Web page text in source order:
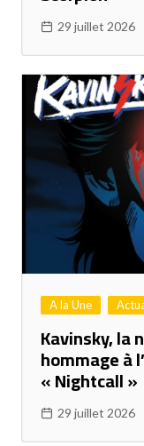
29 juillet 2026
A la Une
Kavinsky, la
hommage à
« Nightcall »
29 juillet 2026